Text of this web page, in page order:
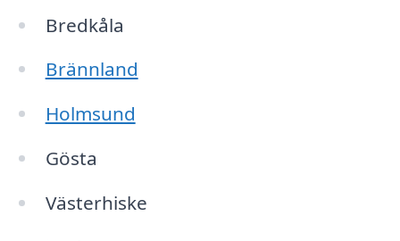
Bredkåla
Brännland
Holmsund
Gösta
Västerhiske